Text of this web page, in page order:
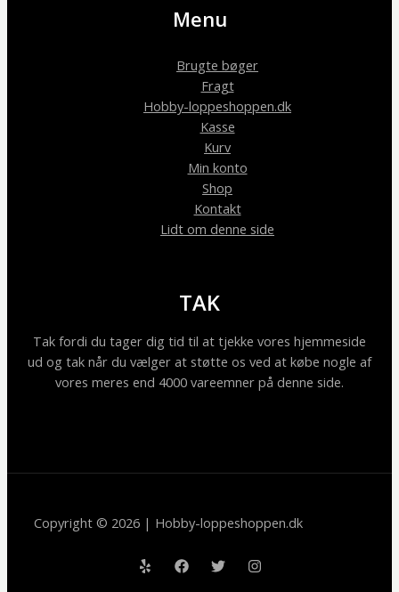
Menu
Brugte bøger
Fragt
Hobby-loppeshoppen.dk
Kasse
Kurv
Min konto
Shop
Kontakt
Lidt om denne side
TAK
Tak fordi du tager dig tid til at tjekke vores hjemmeside
ud og tak når du vælger at støtte os ved at købe nogle af
vores meres end 4000 vareemner på denne side.
Copyright © 2026 | Hobby-loppeshoppen.dk